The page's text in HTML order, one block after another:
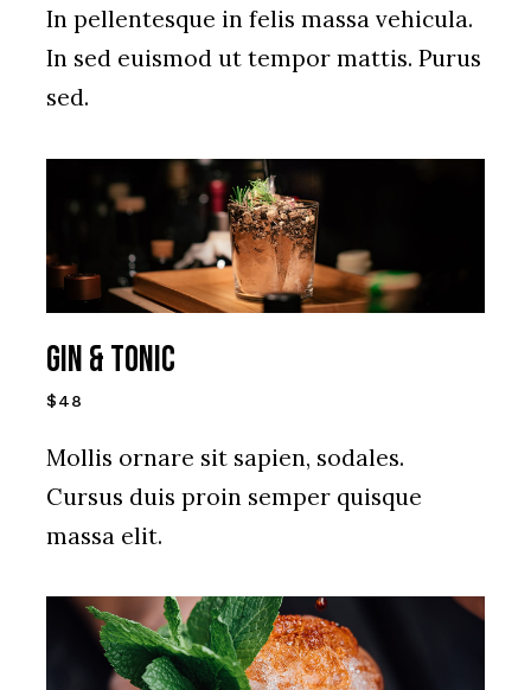
In pellentesque in felis massa vehicula.
In sed euismod ut tempor mattis. Purus
sed.
Gin & Tonic
$48
Mollis ornare sit sapien, sodales.
Cursus duis proin semper quisque
massa elit.